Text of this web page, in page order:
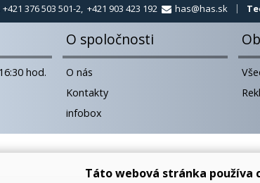
+421 376 503 501-2, +421 903 423 192 has@has.sk
hod.
O spoločnosti
O nás
Kontakty
infobox
Táto webová stránka používa